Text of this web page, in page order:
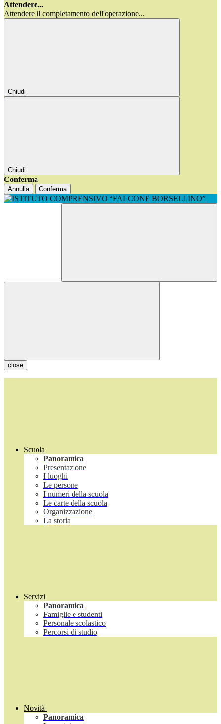
Attendere...
Attendere il completamento dell'operazione...
Chiudi
Chiudi
Conferma
Annulla Conferma
close
Scuola
Panoramica
Presentazione
I luoghi
Le persone
I numeri della scuola
Le carte della scuola
Organizzazione
La storia
Servizi
Panoramica
Famiglie e studenti
Personale scolastico
Percorsi di studio
Novità
Panoramica